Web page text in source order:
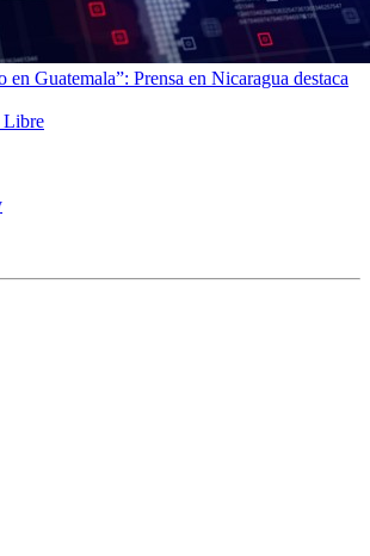
en Guatemala”: Prensa en Nicaragua destaca
Libre